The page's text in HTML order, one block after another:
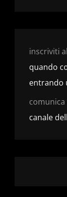
inscriviti
quando
entrando
canale